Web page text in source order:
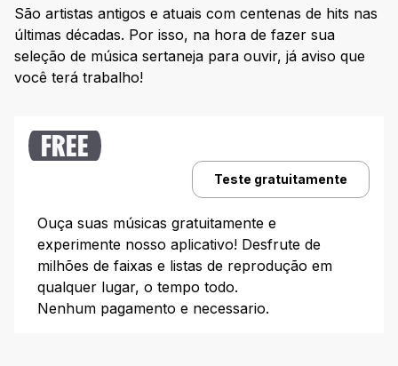
Batom de Cereja – Israel e Rodolffo
É o Amor – Zezé Di Camargo e Luciano
Dormi na Praça – Bruno e Marrone
Simaria
Largado às Traças – Zé Neto e Cristiano
Ela é Demais – Rick & Renner
O Menino da Porteira – Sérgio Reis
Infiel – Marília Mendonça
Domingo de Manhã – Marcos & Belutti
São artistas antigos e atuais com centenas de hits nas
últimas décadas. Por isso, na hora de fazer sua
seleção de música sertaneja para ouvir, já aviso que
você terá trabalho!
FREE
Teste gratuitamente
Ouça suas músicas gratuitamente e
experimente nosso aplicativo! Desfrute de
milhões de faixas e listas de reprodução em
qualquer lugar, o tempo todo.
Nenhum pagamento e necessario.